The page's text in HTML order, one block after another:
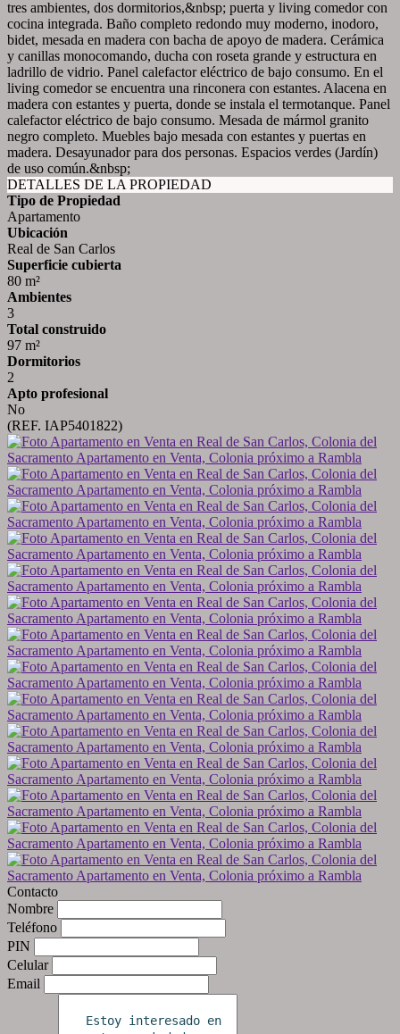
tres ambientes, dos dormitorios,&nbsp; puerta y living comedor con
cocina integrada. Baño completo redondo muy moderno, inodoro,
bidet, mesada en madera con bacha de apoyo de madera. Cerámica
y canillas monocomando, ducha con roseta grande y estructura en
ladrillo de vidrio. Panel calefactor eléctrico de bajo consumo. En el
living comedor se encuentra una rinconera con estantes. Alacena en
madera con estantes y puerta, donde se instala el termotanque. Panel
calefactor eléctrico de bajo consumo. Mesada de mármol granito
negro completo. Muebles bajo mesada con estantes y puertas en
madera. Desayunador para dos personas. Espacios verdes (Jardín)
de uso común.&nbsp;
DETALLES DE LA PROPIEDAD
Tipo de Propiedad
Apartamento
Ubicación
Real de San Carlos
Superficie cubierta
80 m²
Ambientes
3
Total construido
97 m²
Dormitorios
2
Apto profesional
No
(REF. IAP5401822)
Contacto
Nombre
Teléfono
PIN
Celular
Email